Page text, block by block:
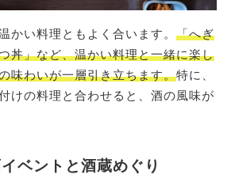
かい料理ともよく合います。「へぎ
丼」など、温かい料理と一緒に楽し
味わいが一層引き立ちます。特に、
けの料理と合わせると、酒の風味が
ベントと酒蔵めぐり